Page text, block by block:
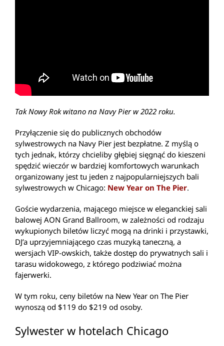
Tak Nowy Rok witano na Navy Pier w 2022 roku.
Przyłączenie się do publicznych obchodów
sylwestrowych na Navy Pier jest bezpłatne. Z myślą o
tych jednak, którzy chcieliby głębiej sięgnąć do kieszeni
spędzić wieczór w bardziej komfortowych warunkach
organizowany jest tu jeden z najpopularniejszych bali
sylwestrowych w Chicago: New Year on The Pier.
Goście wydarzenia, mającego miejsce w eleganckiej sali
balowej AON Grand Ballroom, w zależności od rodzaju
wykupionych biletów liczyć mogą na drinki i przystawki,
DJ’a uprzyjemniającego czas muzyką taneczną, a
wersjach VIP-owskich, także dostęp do prywatnych sali i
tarasu widokowego, z którego podziwiać można
fajerwerki.
W tym roku, ceny biletów na New Year on The Pier
wynoszą od $119 do $219 od osoby.
Sylwester w hotelach Chicago